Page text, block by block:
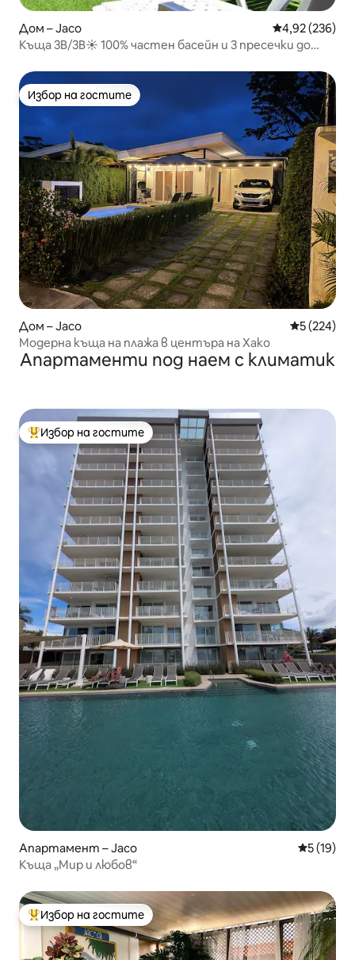
Дом – Jaco Средна
4,92 (236)
Къща 3B/3B☀️ 100% частен басейн и 3 пресечки до
Избор на гостите
Избор на гостите
Дом – Jaco Средна
5 (224)
Модерна къща на плажа в центъра на Хако
Апартаменти под наем с климатик
Най-популярен избор на гостите
Избор на гостите
Апартамент – Jaco Средна
5 (19)
Къща „Мир и любов“
Най-популярен избор на гостите
Избор на гостите